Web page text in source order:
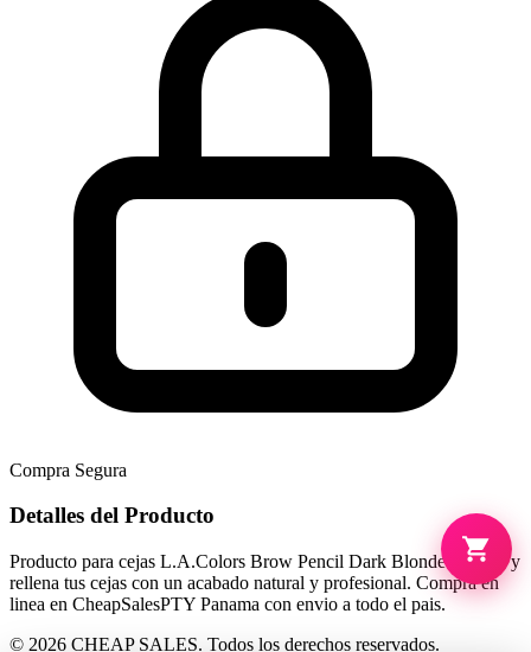
Compra Segura
Detalles del Producto
Producto para cejas L.A.Colors Brow Pencil Dark Blonde. Define y
rellena tus cejas con un acabado natural y profesional. Compra en
linea en CheapSalesPTY Panama con envio a todo el pais.
© 2026 CHEAP SALES. Todos los derechos reservados.